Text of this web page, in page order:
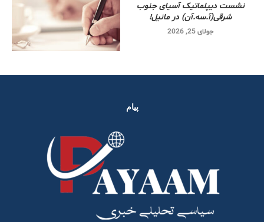
نشست دیپلماتیک آسیای جنوب
شرقی‌(آ.سه.آن) در مانیل!
جولای 25, 2026
پیام